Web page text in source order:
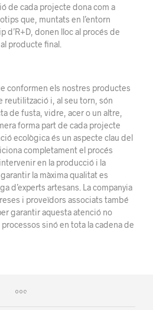
de cada projecte dona com a
que, muntats en l’entorn
d’R+D, donen lloc al procés de
producte final.
conformen els nostres productes
reutilització i, al seu torn, són
de fusta, vidre, acer o un altre,
forma part de cada projecte
ecològica és un aspecte clau del
completament el procés
en la producció i la
la màxima qualitat es
d’experts artesans. La companyia
i proveïdors associats també
garantir aquesta atenció no
sinó en tota la cadena de